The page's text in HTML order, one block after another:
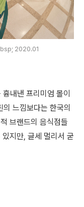
2020.01
내낸 프리미엄 몰이
의 느낌보다는 한국의
브랜드의 음식점들
지만, 글세 멀리서 굳